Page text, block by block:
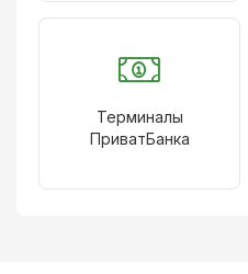
Терминалы
ПриватБанка